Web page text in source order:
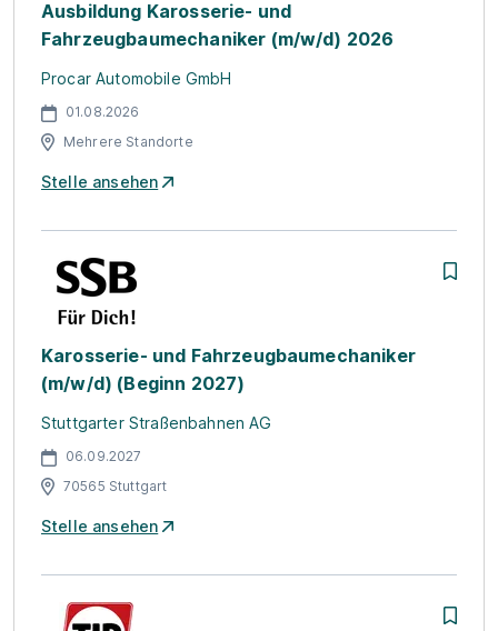
Ausbildung Karosserie- und
Fahrzeugbaumechaniker (m/w/d) 2026
Procar Automobile GmbH
01.08.2026
Mehrere Standorte
Stelle ansehen
Karosserie- und Fahrzeugbaumechaniker
(m/w/d) (Beginn 2027)
Stuttgarter Straßenbahnen AG
06.09.2027
70565 Stuttgart
Stelle ansehen